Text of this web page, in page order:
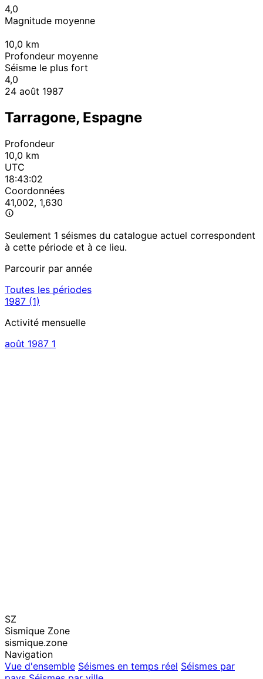
4,0
Magnitude moyenne
10,0 km
Profondeur moyenne
Séisme le plus fort
4,0
24 août 1987
Tarragone, Espagne
Profondeur
10,0 km
UTC
18:43:02
Coordonnées
41,002, 1,630
Seulement 1 séismes du catalogue actuel correspondent
à cette période et à ce lieu.
Parcourir par année
Toutes les périodes
1987 (1)
Activité mensuelle
août 1987 1
SZ
Sismique Zone
sismique.zone
Navigation
Vue d'ensemble Séismes en temps réel Séismes par